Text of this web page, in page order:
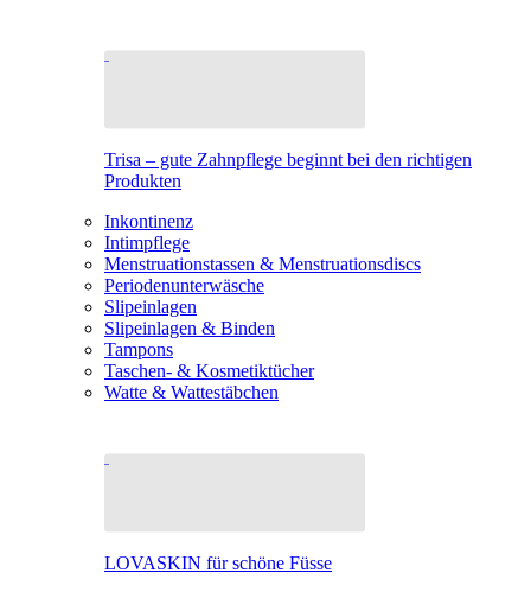
Trisa – gute Zahnpflege beginnt bei den richtigen
Produkten
Inkontinenz
Intimpflege
Menstruationstassen & Menstruationsdiscs
Periodenunterwäsche
Slipeinlagen
Slipeinlagen & Binden
Tampons
Taschen- & Kosmetiktücher
Watte & Wattestäbchen
LOVASKIN für schöne Füsse